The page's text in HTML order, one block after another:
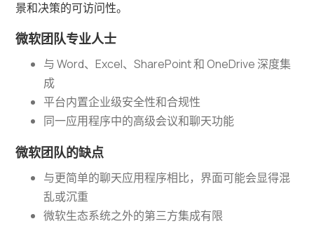
景和决策的可访问性。
微软团队专业人士
与 Word、Excel、SharePoint 和 OneDrive 深度集
成
平台内置企业级安全性和合规性
同一应用程序中的高级会议和聊天功能
微软团队的缺点
与更简单的聊天应用程序相比，界面可能会显得混
乱或沉重
微软生态系统之外的第三方集成有限